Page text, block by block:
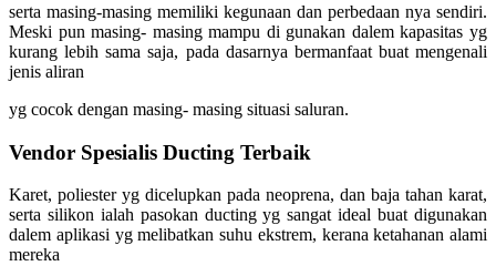
serta masing-masing memiliki kegunaan dan perbedaan nya sendiri.
Meski pun masing- masing mampu di gunakan dalem kapasitas yg
kurang lebih sama saja, pada dasarnya bermanfaat buat mengenali
jenis aliran
yg cocok dengan masing- masing situasi saluran.
Vendor Spesialis Ducting Terbaik
Karet, poliester yg dicelupkan pada neoprena, dan baja tahan karat,
serta silikon ialah pasokan ducting yg sangat ideal buat digunakan
dalem aplikasi yg melibatkan suhu ekstrem, kerana ketahanan alami
mereka